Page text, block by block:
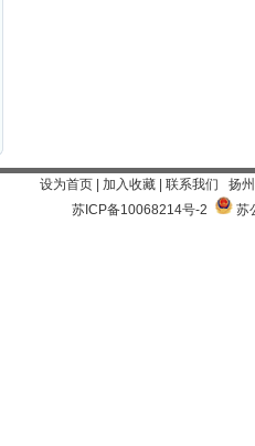
设为首页 加入收藏 联系我们 扬
苏ICP备10068214号-2
苏